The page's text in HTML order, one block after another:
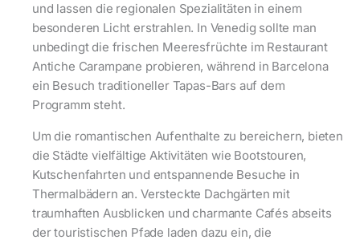
und lassen die regionalen Spezialitäten in einem
besonderen Licht erstrahlen. In Venedig sollte man
unbedingt die frischen Meeresfrüchte im Restaurant
Antiche Carampane probieren, während in Barcelona
ein Besuch traditioneller Tapas-Bars auf dem
Programm steht.
Um die romantischen Aufenthalte zu bereichern, bieten
die Städte vielfältige Aktivitäten wie Bootstouren,
Kutschenfahrten und entspannende Besuche in
Thermalbädern an. Versteckte Dachgärten mit
traumhaften Ausblicken und charmante Cafés abseits
der touristischen Pfade laden dazu ein, die